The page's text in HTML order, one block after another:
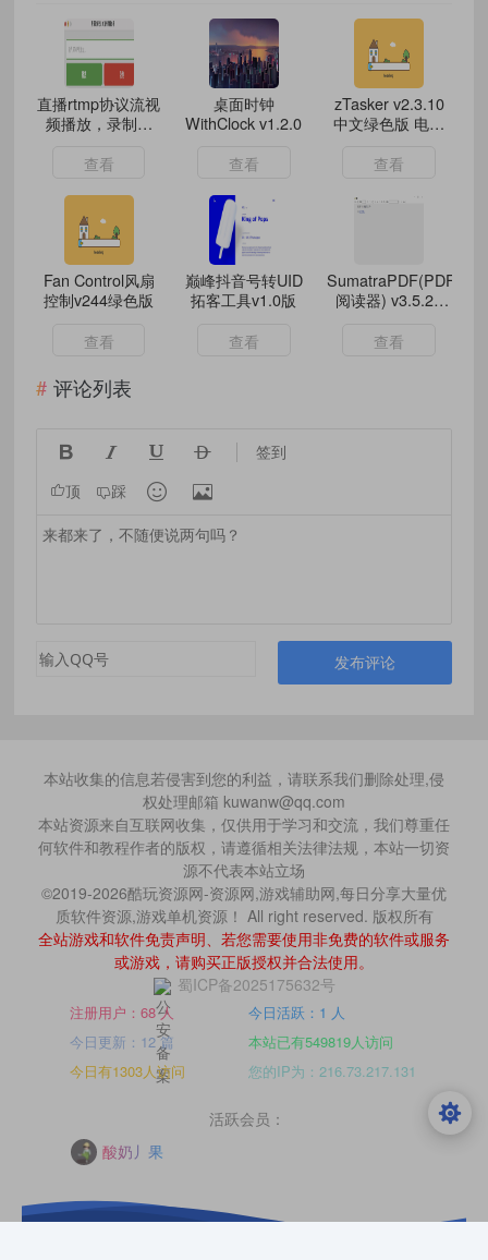
直播rtmp协议流视
频播放，录制工
播，一边录制。
查看
桌面时钟
WithClock v1.2.0
查看
zTasker v2.3.10
中文绿色版 电脑
率工具
查看
Fan Control风扇
控制v244绿色版
查看
巅峰抖音号转UID
拓客工具v1.0版
查看
SumatraPDF(PDF
阅读器) v3.5.2 /
release 多语便携
查看
评论列表
    签到
顶 踩  
发布评论
本站收集的信息若侵害到您的利益，请联系我们删除处理,侵
权处理邮箱 kuwanw@qq.com
本站资源来自互联网收集，仅供用于学习和交流，我们尊重任
何软件和教程作者的版权，请遵循相关法律法规，本站一切资
源不代表本站立场
©2019-2026酷玩资源网-资源网,游戏辅助网,每日分享大量优
质软件资源,游戏单机资源！ All right reserved. 版权所有
全站游戏和软件免责声明、若您需要使用非免费的软件或服务
或游戏，请购买正版授权并合法使用。
蜀ICP备2025175632号
注册用户：68 人
今日活跃：1 人
今日更新：12 篇
本站已有549819人访问
今日有1303人访问
您的IP为：216.73.217.131
活跃会员：
酸奶丿果